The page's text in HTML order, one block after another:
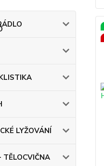
LYŽOVÁNÍ
TĚLOCVIČNA